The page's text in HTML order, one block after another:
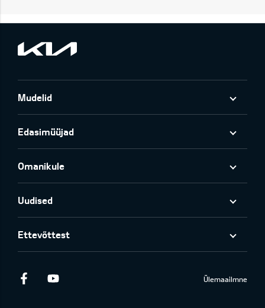
Mudelid
Edasimüüjad
Omanikule
Uudised
Ettevõttest
Facebook Ülemaailmne